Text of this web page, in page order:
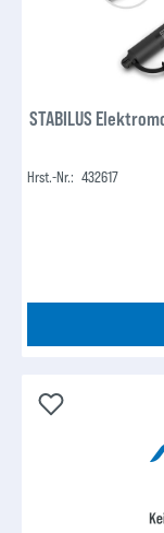
STABILUS
Hrst.-Nr.: 432617